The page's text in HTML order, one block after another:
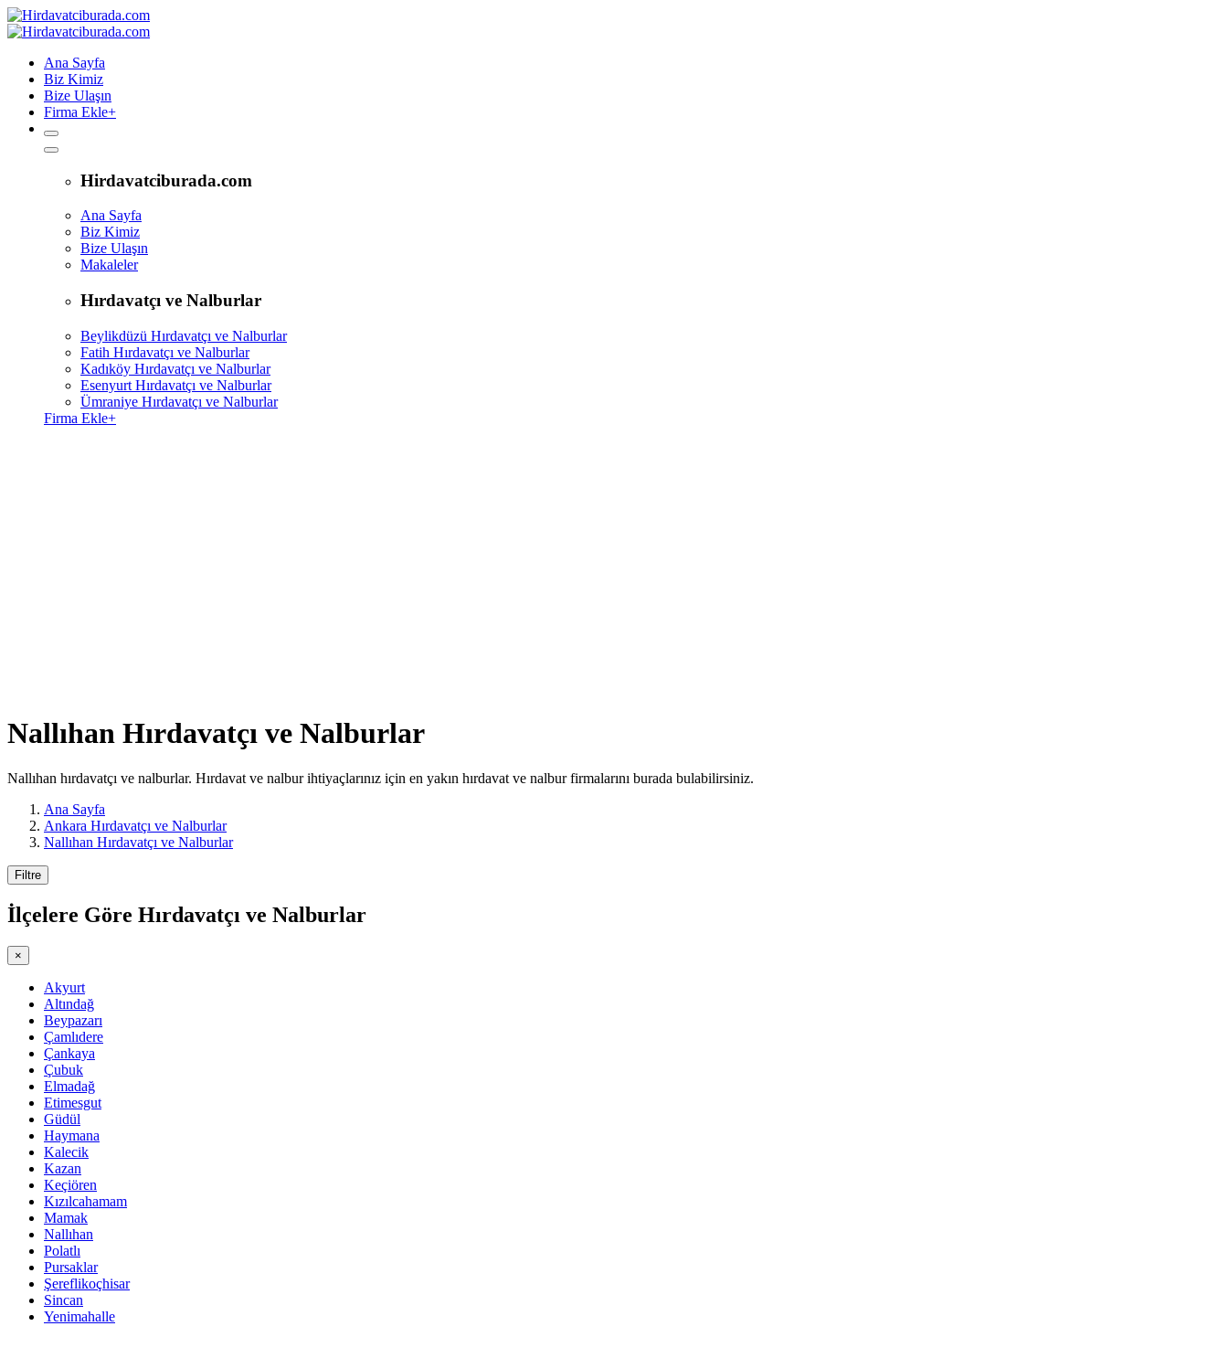
Ana Sayfa
Biz Kimiz
Bize Ulaşın
Firma Ekle+
Hirdavatciburada.com
Ana Sayfa
Biz Kimiz
Bize Ulaşın
Makaleler
Hırdavatçı ve Nalburlar
Beylikdüzü Hırdavatçı ve Nalburlar
Fatih Hırdavatçı ve Nalburlar
Kadıköy Hırdavatçı ve Nalburlar
Esenyurt Hırdavatçı ve Nalburlar
Ümraniye Hırdavatçı ve Nalburlar
Firma Ekle+
Nallıhan Hırdavatçı ve Nalburlar
Nallıhan hırdavatçı ve nalburlar. Hırdavat ve nalbur ihtiyaçlarınız için en yakın hırdavat ve nalbur firmalarını burada bulabilirsiniz.
Ana Sayfa
Ankara Hırdavatçı ve Nalburlar
Nallıhan Hırdavatçı ve Nalburlar
Filtre
İlçelere Göre Hırdavatçı ve Nalburlar
×
Akyurt
Altındağ
Beypazarı
Çamlıdere
Çankaya
Çubuk
Elmadağ
Etimesgut
Güdül
Haymana
Kalecik
Kazan
Keçiören
Kızılcahamam
Mamak
Nallıhan
Polatlı
Pursaklar
Şereflikoçhisar
Sincan
Yenimahalle